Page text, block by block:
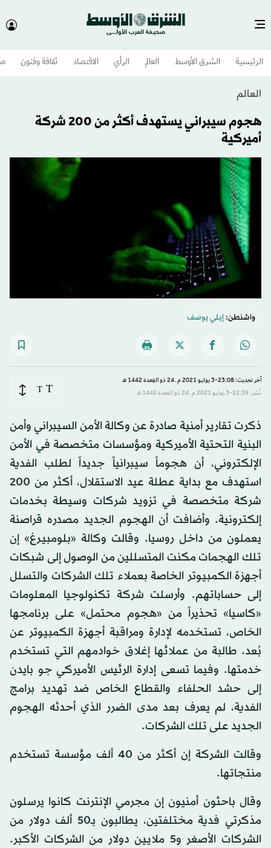
الرئيسية الشرق الأوسط​ العالم الرأي الاقتصاد ثقافة وفنون
العالم
هجوم سيبراني يستهدف أكثر من 200 شركة
أميركية
واشنطن:إيلي يوسف
آخر تحديث: 23:08-3 يوليو 2021 م ـ 24 ذو القِعدة 1442 هـ
نُشر: 22:39-3 يوليو 2021 م ـ 24 ذو القِعدة 1442 هـ
T
T
ذكرت تقارير أمنية صادرة عن وكالة الأمن السيبراني وأمن
البنية التحتية الأميركية ومؤسسات متخصصة في الأمن
الإلكتروني، أن هجوماً سيبرانياً جديداً لطلب الفدية
استهدف مع بداية عطلة عيد الاستقلال، أكثر من 200
شركة متخصصة في تزويد شركات وسيطة بخدمات
إلكترونية. وأضافت أن الهجوم الجديد مصدره قراصنة
يعملون من داخل روسيا. وقالت وكالة «بلومبيرغ» إن
تلك الهجمات مكنت المتسللين من الوصول إلى شبكات
أجهزة الكمبيوتر الخاصة بعملاء تلك الشركات والتسلل
إلى حساباتهم. وأرسلت شركة تكنولوجيا المعلومات
«كاسيا» تحذيراً من «هجوم محتمل» على برنامجها
الخاص، تستخدمه لإدارة ومراقبة أجهزة الكمبيوتر عن
بُعد، طالبة من عملائها إغلاق خوادمهم التي تستخدم
خدمتها. وفيما تسعى إدارة الرئيس الأميركي جو بايدن
إلى حشد الحلفاء والقطاع الخاص ضد تهديد برامج
الفدية، لم يعرف بعد مدى الضرر الذي أحدثه الهجوم
الجديد على تلك الشركات.
وقالت الشركة إن أكثر من 40 ألف مؤسسة تستخدم
منتجاتها.
وقال باحثون أمنيون إن مجرمي الإنترنت كانوا يرسلون
مذكرتي فدية مختلفتين، يطالبون بـ50 ألف دولار من
الشركات الأصغر و5 ملايين دولار من الشركات الأكبر.